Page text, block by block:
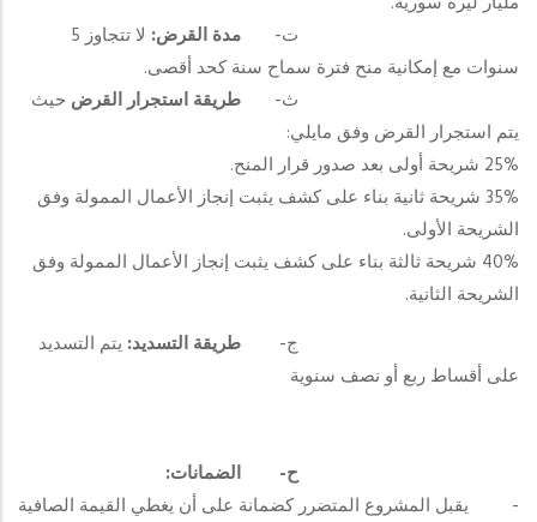
ت‌- مدة القرض:
لا تتجاوز 5
سنوات مع إمكانية منح فترة سماح سنة كحد أقصى.
ث‌- طريقة استجرار القرض حيث
يتم استجرار القرض وفق مايلي:
25% شريحة أولى بعد صدور قرار المنح.
35% شريحة ثانية بناء على كشف يثبت إنجاز الأعمال الممولة وفق
الشريحة الأولى.
40% شريحة ثالثة بناء على كشف يثبت إنجاز الأعمال الممولة وفق
الشريحة الثانية.
ج‌- طريقة التسديد: يتم التسديد
على أقساط ربع أو نصف سنوية
ح‌- الضمانات:
- يقبل المشروع المتضرر كضمانة على أن يغطي القيمة الصافية